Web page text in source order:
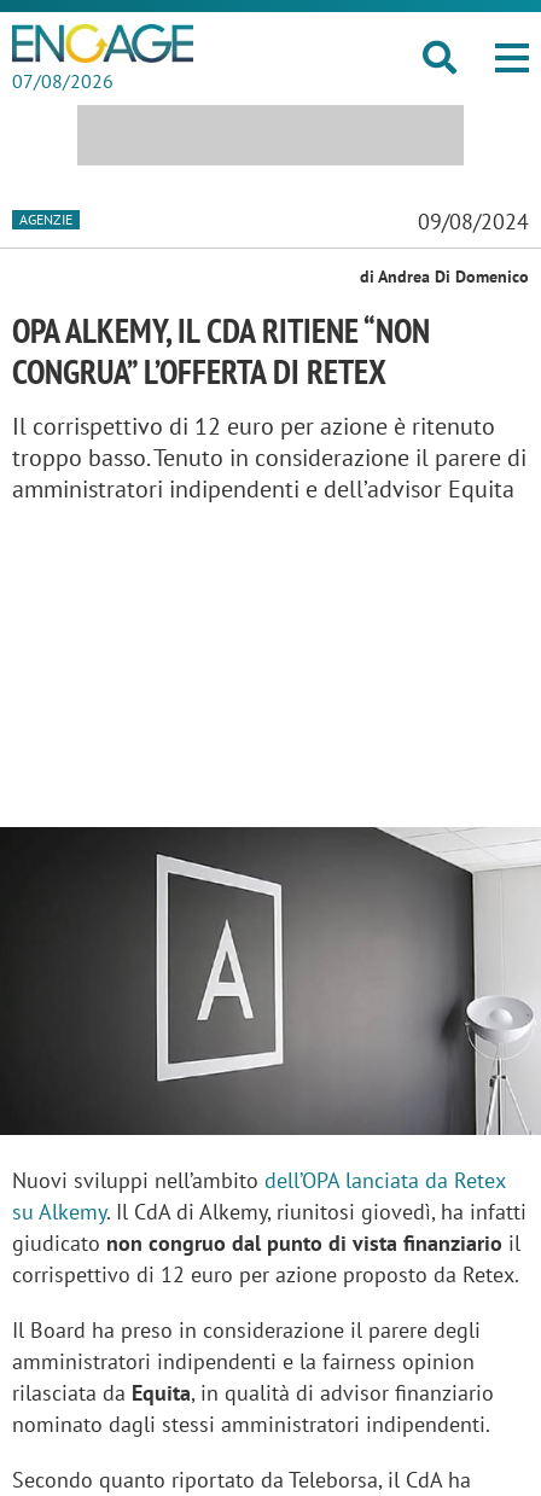
07/08/2026
AGENZIE 09/08/2024
di Andrea Di Domenico
OPA ALKEMY, IL CDA RITIENE “NON
CONGRUA” L’OFFERTA DI RETEX
Il corrispettivo di 12 euro per azione è ritenuto
troppo basso. Tenuto in considerazione il parere di
amministratori indipendenti e dell’advisor Equita
Nuovi sviluppi nell’ambito dell’OPA lanciata da Retex
su Alkemy. Il CdA di Alkemy, riunitosi giovedì, ha infatti
giudicato non congruo dal punto di vista finanziario il
corrispettivo di 12 euro per azione proposto da Retex.
Il Board ha preso in considerazione il parere degli
amministratori indipendenti e la fairness opinion
rilasciata da Equita, in qualità di advisor finanziario
nominato dagli stessi amministratori indipendenti.
Secondo quanto riportato da Teleborsa, il CdA ha